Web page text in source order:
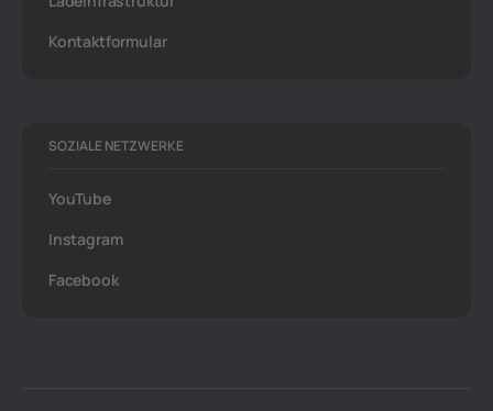
Kontaktformular
SOZIALE NETZWERKE
YouTube
Instagram
Facebook